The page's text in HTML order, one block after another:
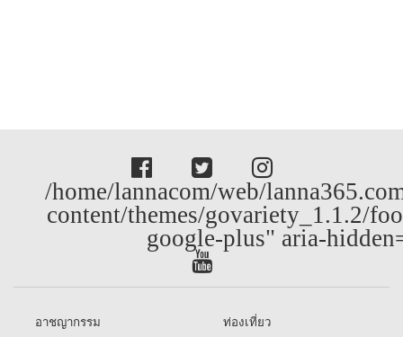
/home/lannacom/web/
content/themes/govariety_1.1.2/
google-plus" aria-
อาชญากรรม
ท่องเที่ยว